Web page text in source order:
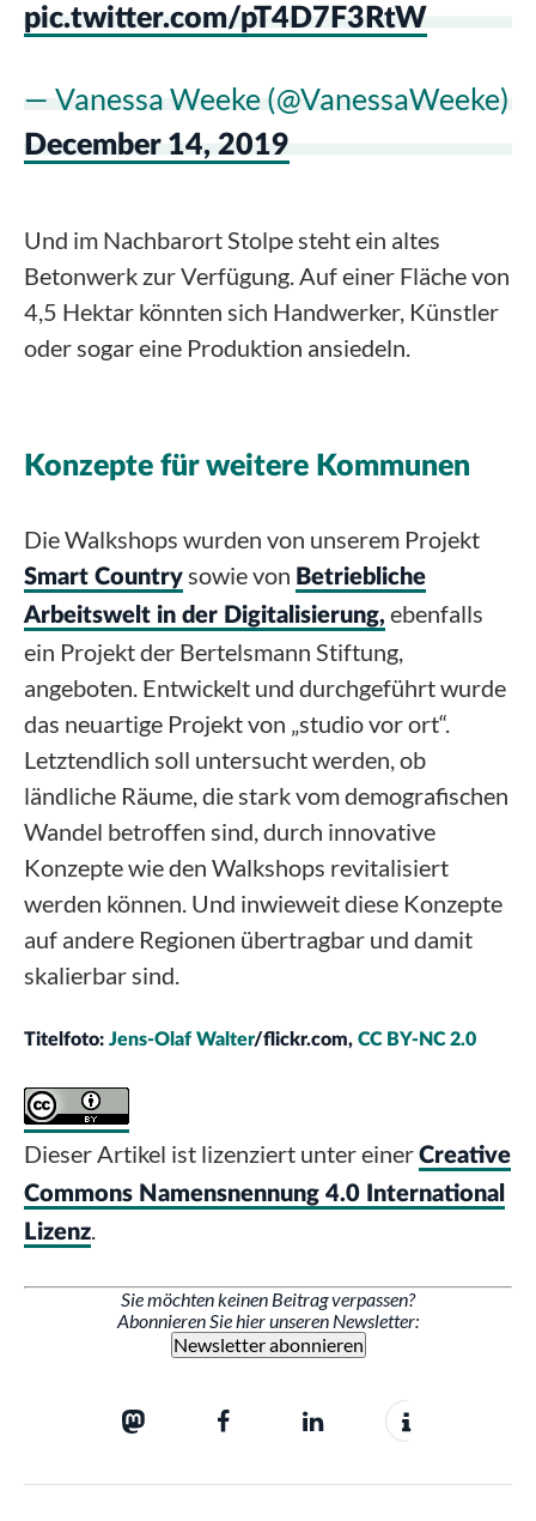
pic.twitter.com/pT4D7F3RtW
— Vanessa Weeke (@VanessaWeeke)
December 14, 2019
Und im Nachbarort Stolpe steht ein altes
Betonwerk zur Verfügung. Auf einer Fläche von
4,5 Hektar könnten sich Handwerker, Künstler
oder sogar eine Produktion ansiedeln.
Konzepte für weitere Kommunen
Die Walkshops wurden von unserem Projekt
Smart Country sowie von Betriebliche
Arbeitswelt in der Digitalisierung, ebenfalls
ein Projekt der Bertelsmann Stiftung,
angeboten. Entwickelt und durchgeführt wurde
das neuartige Projekt von „studio vor ort“.
Letztendlich soll untersucht werden, ob
ländliche Räume, die stark vom demografischen
Wandel betroffen sind, durch innovative
Konzepte wie den Walkshops revitalisiert
werden können. Und inwieweit diese Konzepte
auf andere Regionen übertragbar und damit
skalierbar sind.
Titelfoto: Jens-Olaf Walter/flickr.com, CC BY-NC 2.0
Dieser Artikel ist lizenziert unter einer Creative
Commons Namensnennung 4.0 International
Lizenz
Sie möchten keinen Beitrag verpassen?
Abonnieren Sie hier unseren Newsletter:
Newsletter abonnieren